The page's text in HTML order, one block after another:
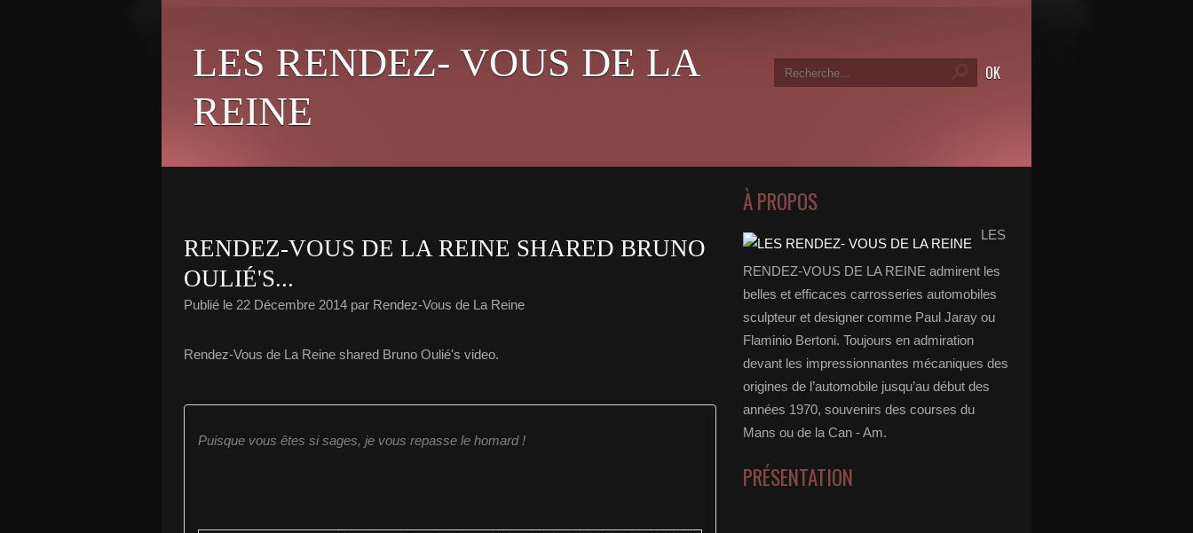
LES RENDEZ- VOUS DE LA
REINE
RENDEZ-VOUS DE LA REINE SHARED BRUNO
OULIÉ'S...
Publié le 22 Décembre 2014 par Rendez-Vous de La Reine
Rendez-Vous de La Reine shared Bruno Oulié's video.
Puisque vous êtes si sages, je vous repasse le homard !
À PROPOS
LES
RENDEZ-VOUS DE LA REINE admirent les
belles et efficaces carrosseries automobiles
sculpteur et designer comme Paul Jaray ou
Flaminio Bertoni. Toujours en admiration
devant les impressionnantes mécaniques des
origines de l’automobile jusqu’au début des
années 1970, souvenirs des courses du
Mans ou de la Can - Am.
PRÉSENTATION